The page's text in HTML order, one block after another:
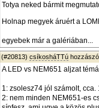
Totya neked bármit
Holnap megyek áruért a
egyebek már a galériában...
(#20813) csíkosháTTú
A LED vs NEM651 aljzat
1: zsolesz74 jól számolt,
2: nem minden NEM651-es